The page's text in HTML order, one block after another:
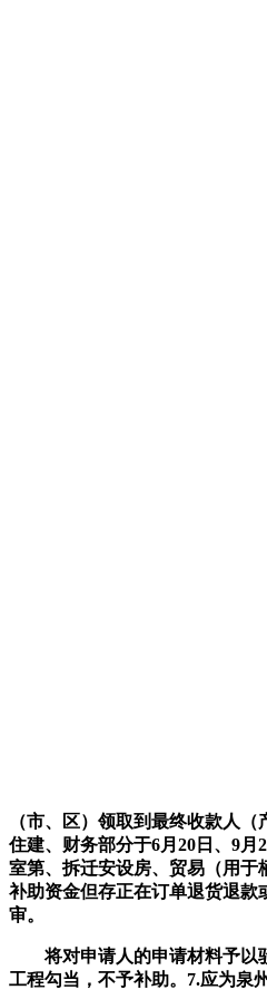
（市、区）领取到最终收款人（
住建、财务部分于6月20日、9
室第、拆迁安设房、贸易（用
补助资金但存正在订单退货退款
审。
将对申请人的申请材料予以驳
工程勾当，不予补助。7.应为泉